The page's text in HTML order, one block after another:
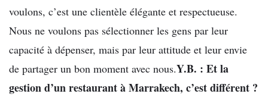
voulons, c’est une clientèle élégante et respectueuse.
Nous ne voulons pas sélectionner les gens par leur
capacité à dépenser, mais par leur attitude et leur envie
de partager un bon moment avec nous.Y.B. : Et la
gestion d’un restaurant à Marrakech, c’est différent ?